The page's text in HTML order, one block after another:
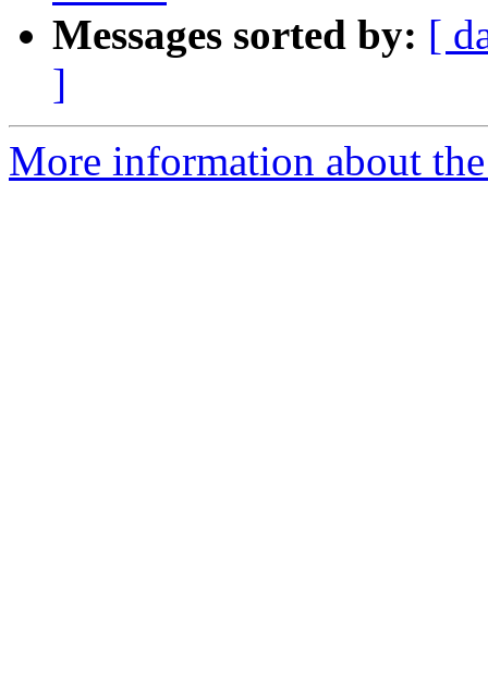
Messages sorted by: [
]
More information about